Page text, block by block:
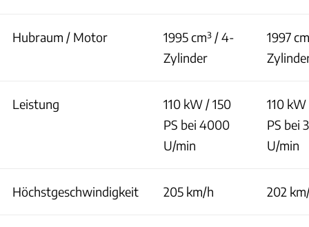
Hubraum / Motor
1995 cm³ / 4-
Zylinder
1997
Leistung
110 kW / 150
PS bei 4000
U/min
110
PS bei
U/min
Höchstgeschwindigkeit 205 km/h 202